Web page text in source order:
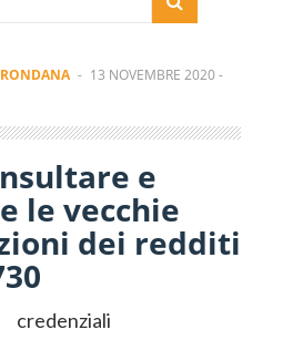
- 13 NOVEMBRE 2020 -
e
le vecchie
dei redditi